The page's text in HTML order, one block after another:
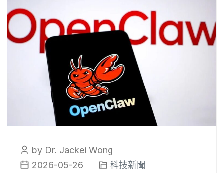
by Dr. Jackei Wong
2026-05-26
科技新聞